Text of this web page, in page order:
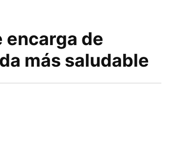
encarga de
más saludable